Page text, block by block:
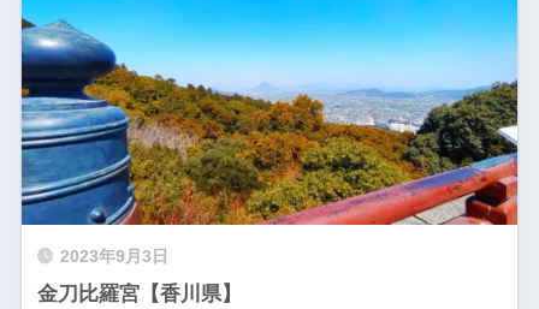
2023年9月3日
金刀比羅宮【香川県】